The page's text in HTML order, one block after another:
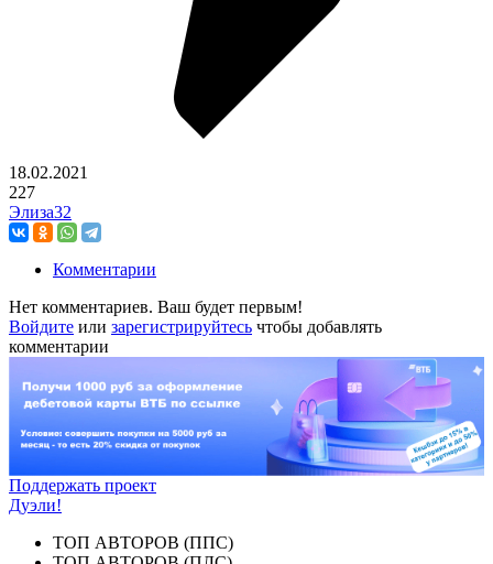
18.02.2021
227
Элиза32
Комментарии
Нет комментариев. Ваш будет первым!
Войдите или зарегистрируйтесь чтобы добавлять
комментарии
Поддержать проект
Дуэли!
ТОП АВТОРОВ (ППС)